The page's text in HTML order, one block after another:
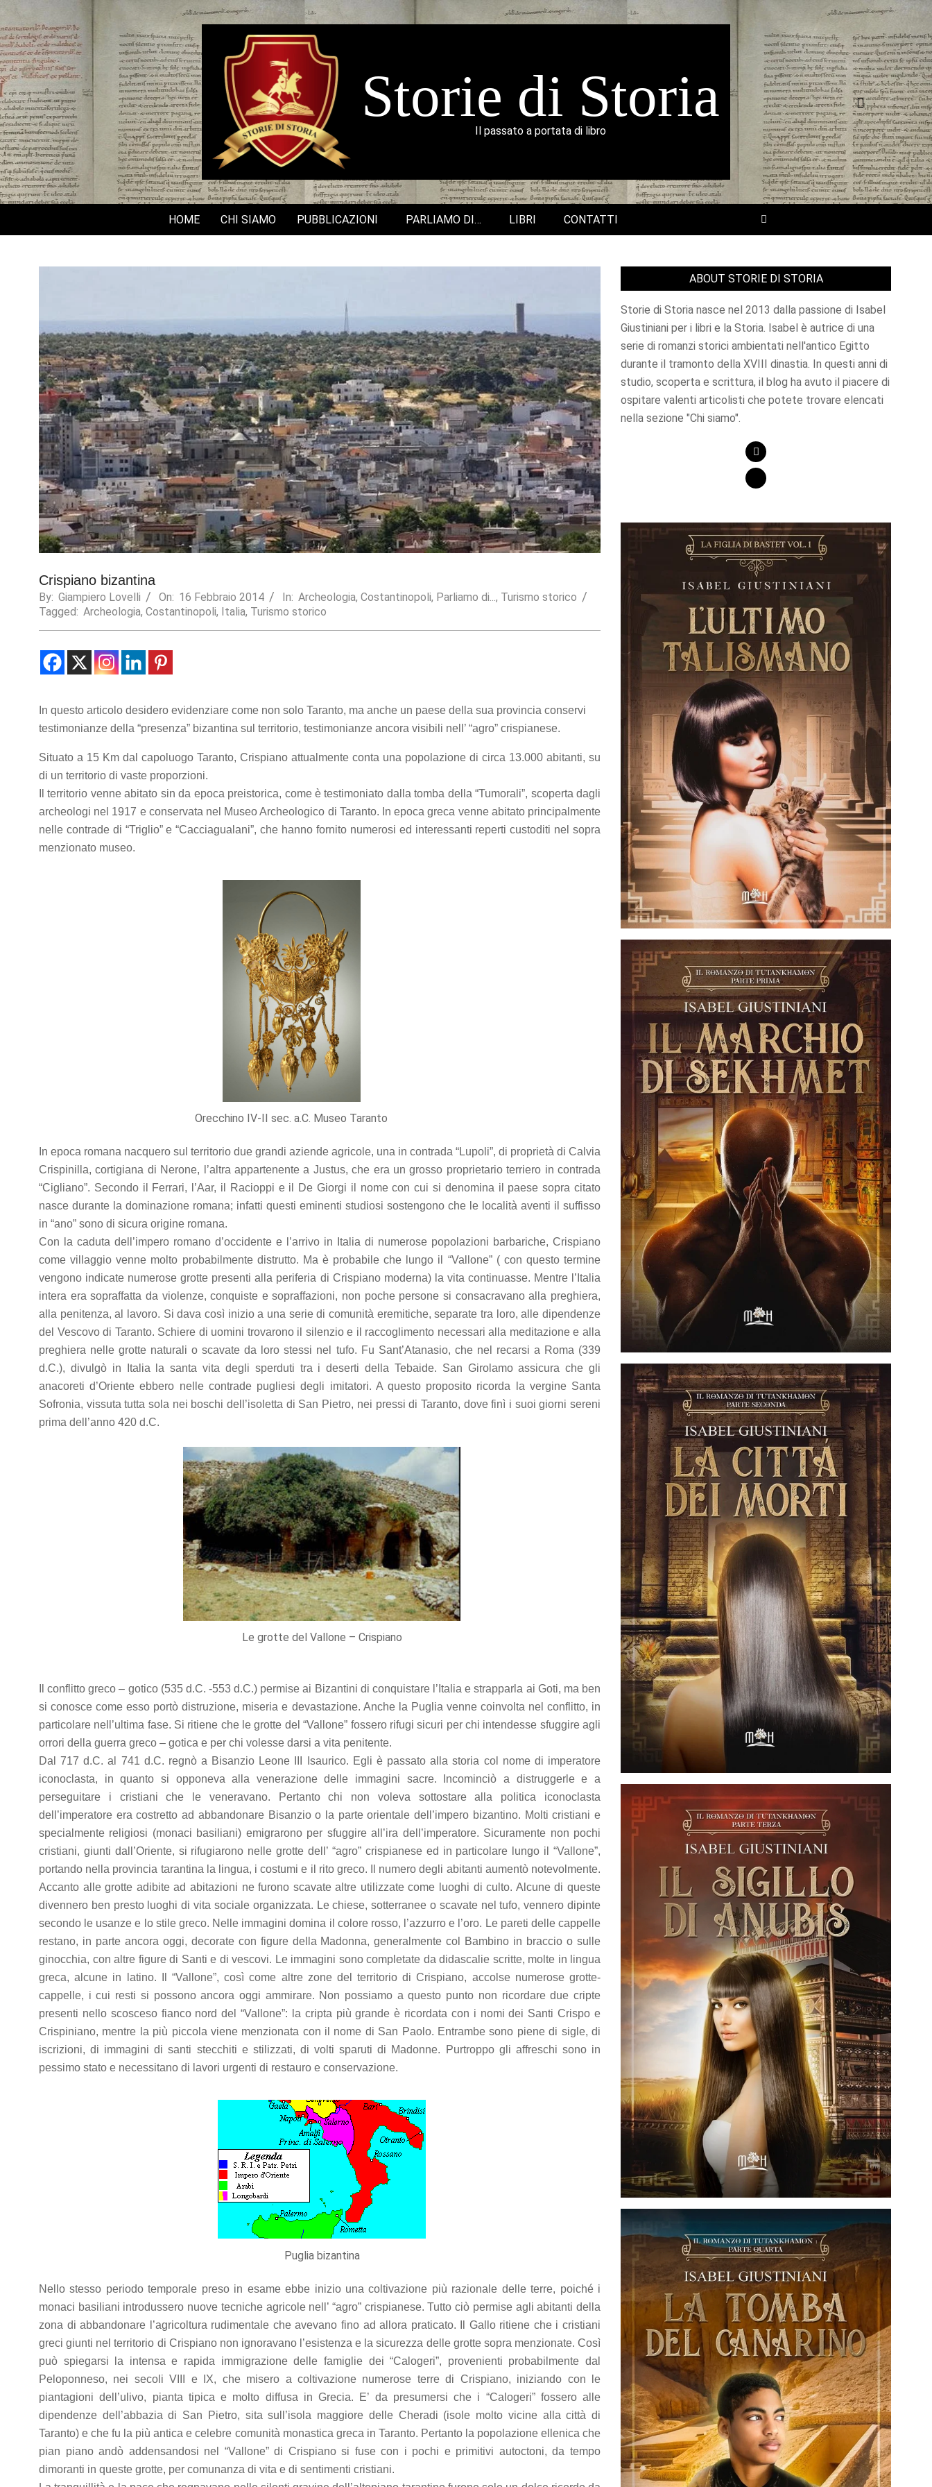
to
content
Storie di Storia
Il passato a portata di libro
Search
Secondary
Menu
HOME CHI SIAMO PUBBLICAZIONI PARLIAMO DI… LIBRI CONTATTI SEARCH
Crispiano bizantina
By: Giampiero Lovelli On: 16 Febbraio 2014 In: Archeologia, Costantinopoli, Parliamo di..., Turismo storico
Tagged: Archeologia, Costantinopoli, Italia, Turismo storico
In questo articolo desidero evidenziare come non solo Taranto, ma anche un paese della sua provincia conservi
testimonianze della “presenza” bizantina sul territorio, testimonianze ancora visibili nell’ “agro” crispianese.
Situato a 15 Km dal capoluogo Taranto, Crispiano attualmente conta una popolazione di circa 13.000 abitanti, su
di un territorio di vaste proporzioni.
Il territorio venne abitato sin da epoca preistorica, come è testimoniato dalla tomba della “Tumorali”, scoperta dagli
archeologi nel 1917 e conservata nel Museo Archeologico di Taranto. In epoca greca venne abitato principalmente
nelle contrade di “Triglio” e “Cacciagualani”, che hanno fornito numerosi ed interessanti reperti custoditi nel sopra
menzionato museo.
Orecchino IV-II sec. a.C. Museo Taranto
In epoca romana nacquero sul territorio due grandi aziende agricole, una in contrada “Lupoli”, di proprietà di Calvia
Crispinilla, cortigiana di Nerone, l’altra appartenente a Justus, che era un grosso proprietario terriero in contrada
“Cigliano”. Secondo il Ferrari, l’Aar, il Racioppi e il De Giorgi il nome con cui si denomina il paese sopra citato
nasce durante la dominazione romana; infatti questi eminenti studiosi sostengono che le località aventi il suffisso
in “ano” sono di sicura origine romana.
Con la caduta dell’impero romano d’occidente e l’arrivo in Italia di numerose popolazioni barbariche, Crispiano
come villaggio venne molto probabilmente distrutto. Ma è probabile che lungo il “Vallone” ( con questo termine
vengono indicate numerose grotte presenti alla periferia di Crispiano moderna) la vita continuasse. Mentre l’Italia
intera era sopraffatta da violenze, conquiste e sopraffazioni, non poche persone si consacravano alla preghiera,
alla penitenza, al lavoro. Si dava così inizio a una serie di comunità eremitiche, separate tra loro, alle dipendenze
del Vescovo di Taranto. Schiere di uomini trovarono il silenzio e il raccoglimento necessari alla meditazione e alla
preghiera nelle grotte naturali o scavate da loro stessi nel tufo. Fu Sant’Atanasio, che nel recarsi a Roma (339
d.C.), divulgò in Italia la santa vita degli sperduti tra i deserti della Tebaide. San Girolamo assicura che gli
anacoreti d’Oriente ebbero nelle contrade pugliesi degli imitatori. A questo proposito ricorda la vergine Santa
Sofronia, vissuta tutta sola nei boschi dell’isoletta di San Pietro, nei pressi di Taranto, dove finì i suoi giorni sereni
prima dell’anno 420 d.C.
Le grotte del Vallone – Crispiano
Il conflitto greco – gotico (535 d.C. -553 d.C.) permise ai Bizantini di conquistare l’Italia e strapparla ai Goti, ma ben
si conosce come esso portò distruzione, miseria e devastazione. Anche la Puglia venne coinvolta nel conflitto, in
particolare nell’ultima fase. Si ritiene che le grotte del “Vallone” fossero rifugi sicuri per chi intendesse sfuggire agli
orrori della guerra greco – gotica e per chi volesse darsi a vita penitente.
Dal 717 d.C. al 741 d.C. regnò a Bisanzio Leone III Isaurico. Egli è passato alla storia col nome di imperatore
iconoclasta, in quanto si opponeva alla venerazione delle immagini sacre. Incominciò a distruggerle e a
perseguitare i cristiani che le veneravano. Pertanto chi non voleva sottostare alla politica iconoclasta
dell’imperatore era costretto ad abbandonare Bisanzio o la parte orientale dell’impero bizantino. Molti cristiani e
specialmente religiosi (monaci basiliani) emigrarono per sfuggire all’ira dell’imperatore. Sicuramente non pochi
cristiani, giunti dall’Oriente, si rifugiarono nelle grotte dell’ “agro” crispianese ed in particolare lungo il “Vallone”,
portando nella provincia tarantina la lingua, i costumi e il rito greco. Il numero degli abitanti aumentò notevolmente.
Accanto alle grotte adibite ad abitazioni ne furono scavate altre utilizzate come luoghi di culto. Alcune di queste
divennero ben presto luoghi di vita sociale organizzata. Le chiese, sotterranee o scavate nel tufo, vennero dipinte
secondo le usanze e lo stile greco. Nelle immagini domina il colore rosso, l’azzurro e l’oro. Le pareti delle cappelle
restano, in parte ancora oggi, decorate con figure della Madonna, generalmente col Bambino in braccio o sulle
ginocchia, con altre figure di Santi e di vescovi. Le immagini sono completate da didascalie scritte, molte in lingua
greca, alcune in latino. Il “Vallone”, così come altre zone del territorio di Crispiano, accolse numerose grotte-
cappelle, i cui resti si possono ancora oggi ammirare. Non possiamo a questo punto non ricordare due cripte
presenti nello scosceso fianco nord del “Vallone”: la cripta più grande è ricordata con i nomi dei Santi Crispo e
Crispiniano, mentre la più piccola viene menzionata con il nome di San Paolo. Entrambe sono piene di sigle, di
iscrizioni, di immagini di santi stecchiti e stilizzati, di volti sparuti di Madonne. Purtroppo gli affreschi sono in
pessimo stato e necessitano di lavori urgenti di restauro e conservazione.
Puglia bizantina
Nello stesso periodo temporale preso in esame ebbe inizio una coltivazione più razionale delle terre, poiché i
monaci basiliani introdussero nuove tecniche agricole nell’ “agro” crispianese. Tutto ciò permise agli abitanti della
zona di abbandonare l’agricoltura rudimentale che avevano fino ad allora praticato. Il Gallo ritiene che i cristiani
greci giunti nel territorio di Crispiano non ignoravano l’esistenza e la sicurezza delle grotte sopra menzionate. Così
può spiegarsi la intensa e rapida immigrazione delle famiglie dei “Calogeri”, provenienti probabilmente dal
Peloponneso, nei secoli VIII e IX, che misero a coltivazione numerose terre di Crispiano, iniziando con le
piantagioni dell’ulivo, pianta tipica e molto diffusa in Grecia. E’ da presumersi che i “Calogeri” fossero alle
dipendenze dell’abbazia di San Pietro, sita sull’isola maggiore delle Cheradi (isole molto vicine alla città di
Taranto) e che fu la più antica e celebre comunità monastica greca in Taranto. Pertanto la popolazione ellenica che
pian piano andò addensandosi nel “Vallone” di Crispiano si fuse con i pochi e primitivi autoctoni, da tempo
dimoranti in queste grotte, per comunanza di vita e di sentimenti cristiani.
ABOUT STORIE DI STORIA
Storie di Storia nasce nel 2013 dalla passione di Isabel
Giustiniani per i libri e la Storia. Isabel è autrice di una
serie di romanzi storici ambientati nell'antico Egitto
durante il tramonto della XVIII dinastia. In questi anni di
studio, scoperta e scrittura, il blog ha avuto il piacere di
ospitare valenti articolisti che potete trovare elencati
nella sezione "Chi siamo".
Necessary
These
cookies are
optional.
They are
the website
to function.
In order for
us to
functionality
structure,
how the
website is
used.
Experience
In order for
behavior as
you visit our
site, you
increase the
seeing
personalized
content and